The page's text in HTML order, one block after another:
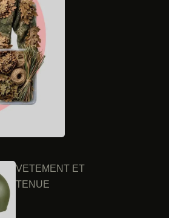
VETEMENT ET
TENUE